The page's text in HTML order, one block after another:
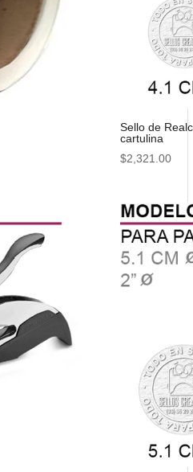
Sello de
cartulina
$2,321.00